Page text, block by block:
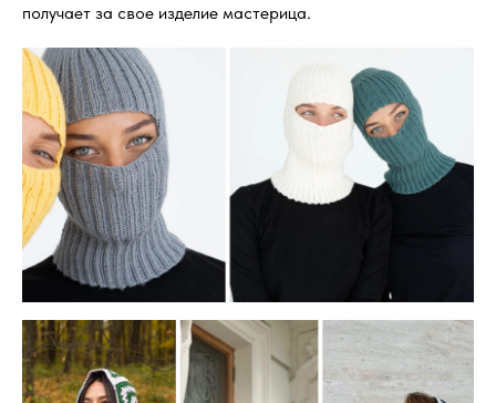
получает за свое изделие мастерица.